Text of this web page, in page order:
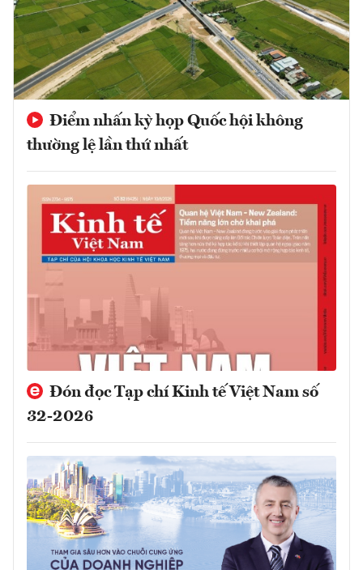
Điểm nhấn kỳ họp Quốc hội không
thường lệ lần thứ nhất
Đón đọc Tạp chí Kinh tế Việt Nam số
32-2026